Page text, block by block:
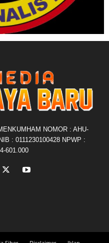
NOMOR : AHU-
: 0111230100428 NPWP :
601.000